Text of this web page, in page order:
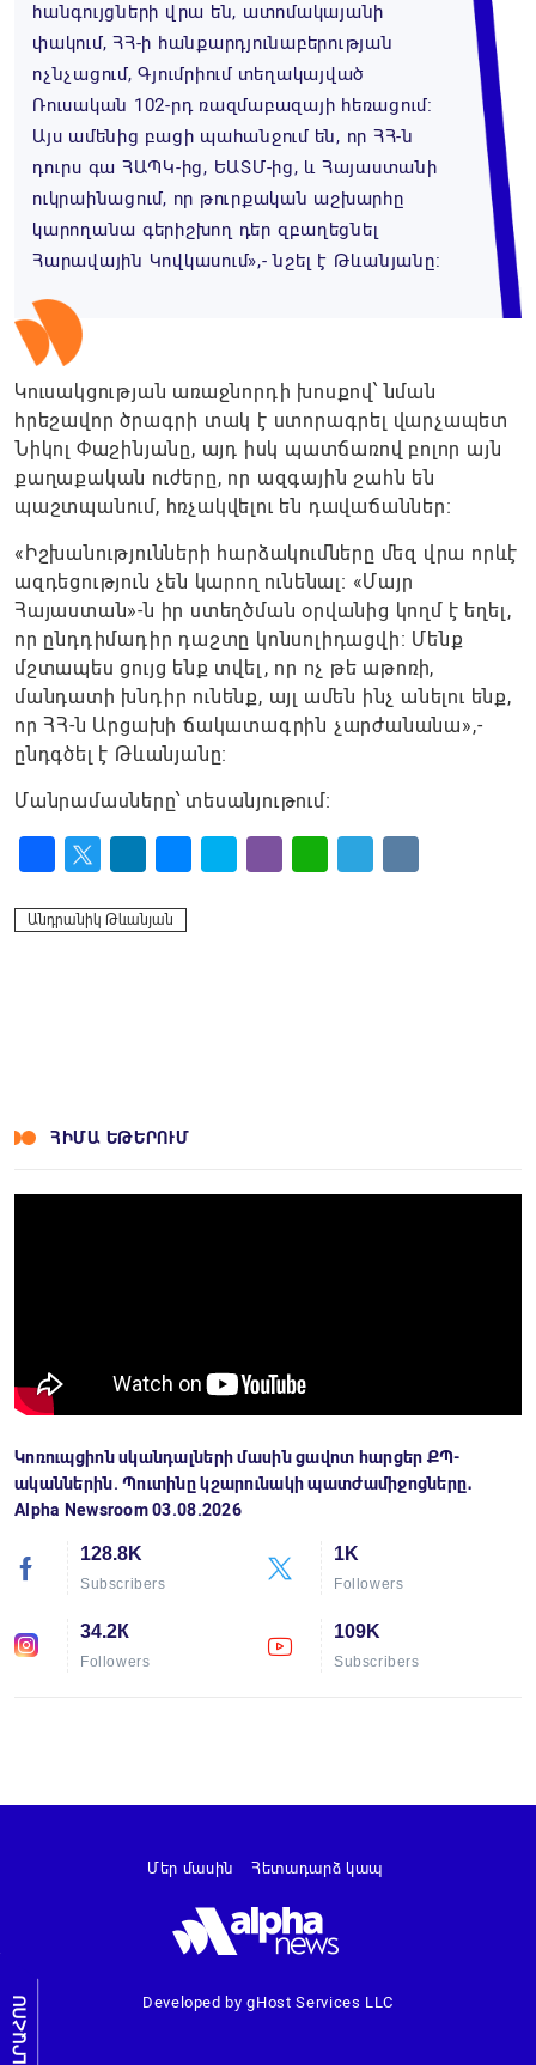
հանգույցների վրա են, ատոմակայանի
փակում, ՀՀ-ի հանքարդյունաբերության
ոչնչացում, Գյումրիում տեղակայված
Ռուսական 102-րդ ռազմաբազայի հեռացում։
Այս ամենից բացի պահանջում են, որ ՀՀ-ն
դուրս գա ՀԱՊԿ-ից, ԵԱՏՄ-ից, և Հայաստանի
ուկրաինացում, որ թուրքական աշխարհը
կարողանա գերիշխող դեր զբաղեցնել
Հարավային Կովկասում»,- նշել է Թևանյանը։
Կուսակցության առաջնորդի խոսքով՝ նման
հրեշավոր ծրագրի տակ է ստորագրել վարչապետ
Նիկոլ Փաշինյանը, այդ իսկ պատճառով բոլոր այն
քաղաքական ուժերը, որ ազգային շահն են
պաշտպանում, հռչակվելու են դավաճաններ։
«Իշխանությունների հարձակումները մեզ վրա որևէ
ազդեցություն չեն կարող ունենալ։ «Մայր
Հայաստան»-ն իր ստեղծման օրվանից կողմ է եղել,
որ ընդդիմադիր դաշտը կոնսոլիդացվի։ Մենք
մշտապես ցույց ենք տվել, որ ոչ թե աթոռի,
մանդատի խնդիր ունենք, այլ ամեն ինչ անելու ենք,
որ ՀՀ-ն Արցախի ճակատագրին չարժանանա»,-
ընդգծել է Թևանյանը։
Մանրամասները՝ տեսանյութում։
Անդրանիկ Թևանյան
ՀԻՄԱ ԵԹԵՐՈՒՄ
Կոռուպցիոն սկանդալների մասին ցավոտ հարցեր ՔՊ-
ականներին. Պուտինը կշարունակի պատժամիջոցները․
Alpha Newsroom 03.08.2026
128.8K
Subscribers
1K
Followers
34.2К
Followers
109K
Subscribers
ԼՐԱՀՈՍ Developed by gHost Services LLC
Մեր մասին Հետադարձ կապ